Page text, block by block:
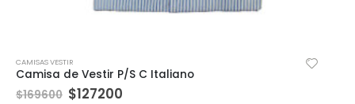
CAMISAS VESTIR
Camisa de Vestir P/S C Italiano
$169600 $127200